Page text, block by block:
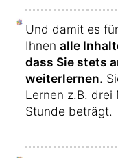
Und damit es
Ihnen alle
dass Sie stets
weiterlernen.
Lernen z.B. drei
Stunde beträgt.